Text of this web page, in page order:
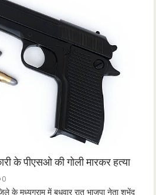
के पीएसओ की गोली मारकर हत्या
0
के मध्यग्राम में बुधवार रात भाजपा नेता शुभेंदु